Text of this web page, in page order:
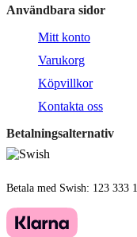
Användbara sidor
Mitt konto
Varukorg
Köpvillkor
Kontakta oss
Betalningsalternativ
Betala med Swish: 123 333